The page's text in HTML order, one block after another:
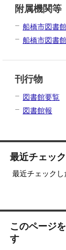
附属機関等
船橋市図書
船橋市図書
刊行物
図書館要覧
図書館報
最近チェッ
最近チェックし
このページ
す